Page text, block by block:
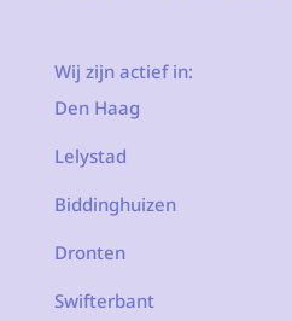
Wij zijn actief in:
Den Haag
Lelystad
Biddinghuizen
Dronten
Swifterbant